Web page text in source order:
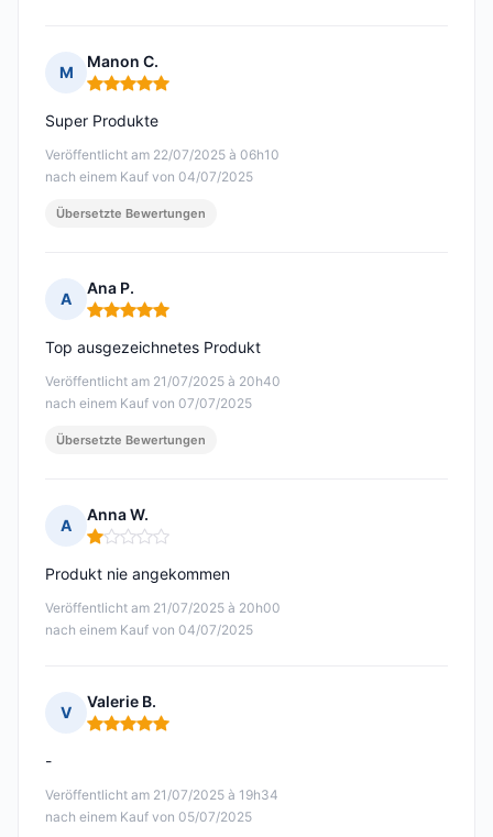
M
Manon C.
Hinweis: 5 von 5
Veröffentlicht am 22/07/2025 à 06h10
nach einem Kauf von 04/07/2025
Super Produkte
Übersetzte Bewertungen
A
Ana P.
Hinweis: 5 von 5
Veröffentlicht am 21/07/2025 à 20h40
nach einem Kauf von 07/07/2025
Top ausgezeichnetes Produkt
Übersetzte Bewertungen
A
Anna W.
Hinweis: 1 von 5
Veröffentlicht am 21/07/2025 à 20h00
nach einem Kauf von 04/07/2025
Produkt nie angekommen
V
Valerie B.
Hinweis: 5 von 5
Veröffentlicht am 21/07/2025 à 19h34
nach einem Kauf von 05/07/2025
-